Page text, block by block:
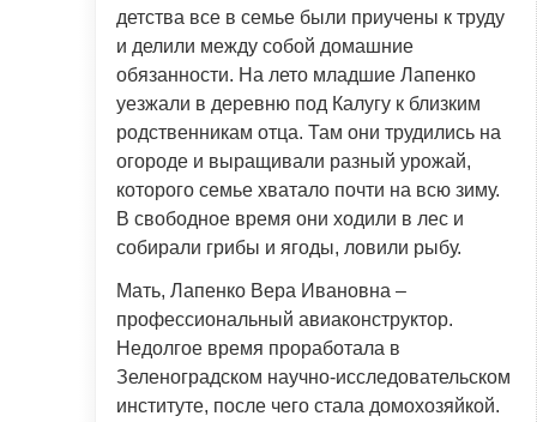
детства все в семье были приучены к труду
и делили между собой домашние
обязанности. На лето младшие Лапенко
уезжали в деревню под Калугу к близким
родственникам отца. Там они трудились на
огороде и выращивали разный урожай,
которого семье хватало почти на всю зиму.
В свободное время они ходили в лес и
собирали грибы и ягоды, ловили рыбу.
Мать, Лапенко Вера Ивановна –
профессиональный авиаконструктор.
Недолгое время проработала в
Зеленоградском научно-исследовательском
институте, после чего стала домохозяйкой.